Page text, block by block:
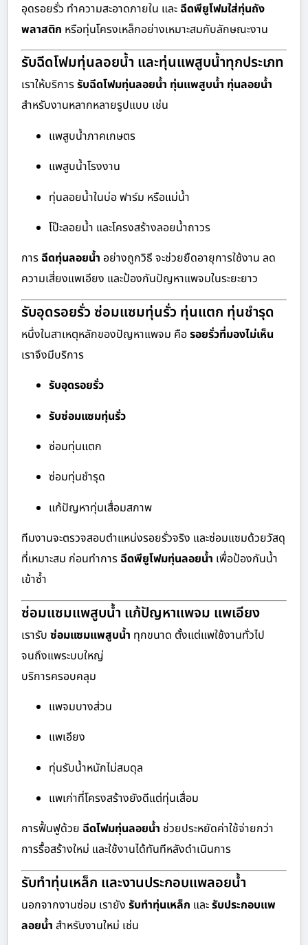
อุดรอยรั่ว ทำความสะอาดภายใน และ ฉีดพียูโฟมใส่ทุ่นถัง
พลาสติก หรือทุ่นโครงเหล็กอย่างเหมาะสมกับลักษณะงาน
รับฉีดโฟมทุ่นลอยน้ำ และทุ่นแพสูบน้ำทุกประเภท
เราให้บริการรับฉีดโฟมทุ่นลอยน้ำ ทุ่นแพสูบน้ำ ทุ่นลอยน้ำ
สำหรับงานหลากหลายรูปแบบ เช่น
แพสูบน้ำภาคเกษตร
แพสูบน้ำโรงงาน
ทุ่นลอยน้ำในบ่อ ฟาร์ม หรือแม่น้ำ
โป๊ะลอยน้ำ และโครงสร้างลอยน้ำถาวร
การ ฉีดทุ่นลอยน้ำ อย่างถูกวิธี จะช่วยยืดอายุการใช้งาน ลด
ความเสี่ยงแพเอียง และป้องกันปัญหาแพจมในระยะยาว
รับอุดรอยรั่ว ซ่อมแซมทุ่นรั่ว ทุ่นแตก ทุ่นชำรุด
หนึ่งในสาเหตุหลักของปัญหาแพจม คือรอยรั่วที่มองไม่เห็น
เราจึงมีบริการ
รับอุดรอยรั่ว
รับซ่อมแซมทุ่นรั่ว
ซ่อมทุ่นแตก
ซ่อมทุ่นชำรุด
แก้ปัญหาทุ่นเสื่อมสภาพ
ทีมงานจะตรวจสอบตำแหน่งรอยรั่วจริง และซ่อมแซมด้วยวัสดุ
ที่เหมาะสม ก่อนทำการ ฉีดพียูโฟมทุ่นลอยน้ำ เพื่อป้องกันน้ำ
เข้าซ้ำ
ซ่อมแซมแพสูบน้ำ แก้ปัญหาแพจม แพเอียง
เรารับ ซ่อมแซมแพสูบน้ำ ทุกขนาด ตั้งแต่แพใช้งานทั่วไป
จนถึงแพระบบใหญ่
บริการครอบคลุม
แพจมบางส่วน
แพเอียง
ทุ่นรับน้ำหนักไม่สมดุล
แพเก่าที่โครงสร้างยังดีแต่ทุ่นเสื่อม
การฟื้นฟูด้วย ฉีดโฟมทุ่นลอยน้ำ ช่วยประหยัดค่าใช้จ่ายกว่า
การรื้อสร้างใหม่ และใช้งานได้ทันทีหลังดำเนินการ
รับทำทุ่นเหล็ก และงานประกอบแพลอยน้ำ
นอกจากงานซ่อม เรายัง รับทำทุ่นเหล็ก และรับประกอบแพ
ลอยน้ำ สำหรับงานใหม่ เช่น